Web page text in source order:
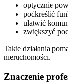
optycznie
podkreślić
ułatwić
zwiększyć
Takie działania
nieruchomości.
Znaczenie